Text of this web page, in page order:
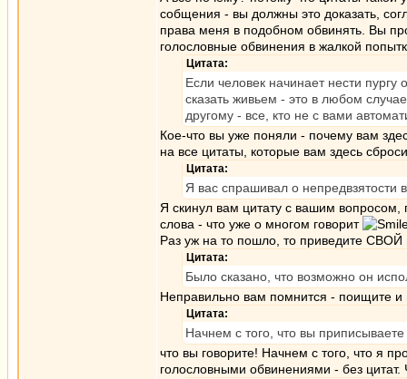
собщения - вы должны это доказать,
права меня в подобном обвинять. Вы
голословные обвинения в жалкой
Цитата:
Если человек начинает нести
сказать живьем - это в любом
другому - все, кто не с вами
Кое-что вы уже поняли - почему вам
на все цитаты, которые вам здесь
Цитата:
Я вас спрашивал о непредвзятости
Я скинул вам цитату с вашим вопросом,
слова - что уже о многом говорит
Раз уж на то пошло, то приведите СВОЙ
Цитата:
Было сказано, что возможно он
Неправильно вам помнится - поищите и
Цитата:
Начнем с того, что вы
что вы говорите! Начнем с того, что я
голословными обвинениями - без цитат.